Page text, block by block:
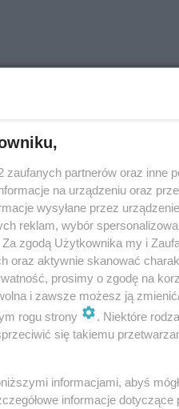
na Ukrainie na Polską
zaufanych partnerów oraz inne
na urządzeniu oraz
wysyłane przez
reklam, wybór
Za zgodą Użytkownika my i
oraz aktywnie skanować
prosimy o zgodę na
i zawsze możesz ją
rogu strony
. Niektóre
się takiemu
informacjami, abyś
informacje